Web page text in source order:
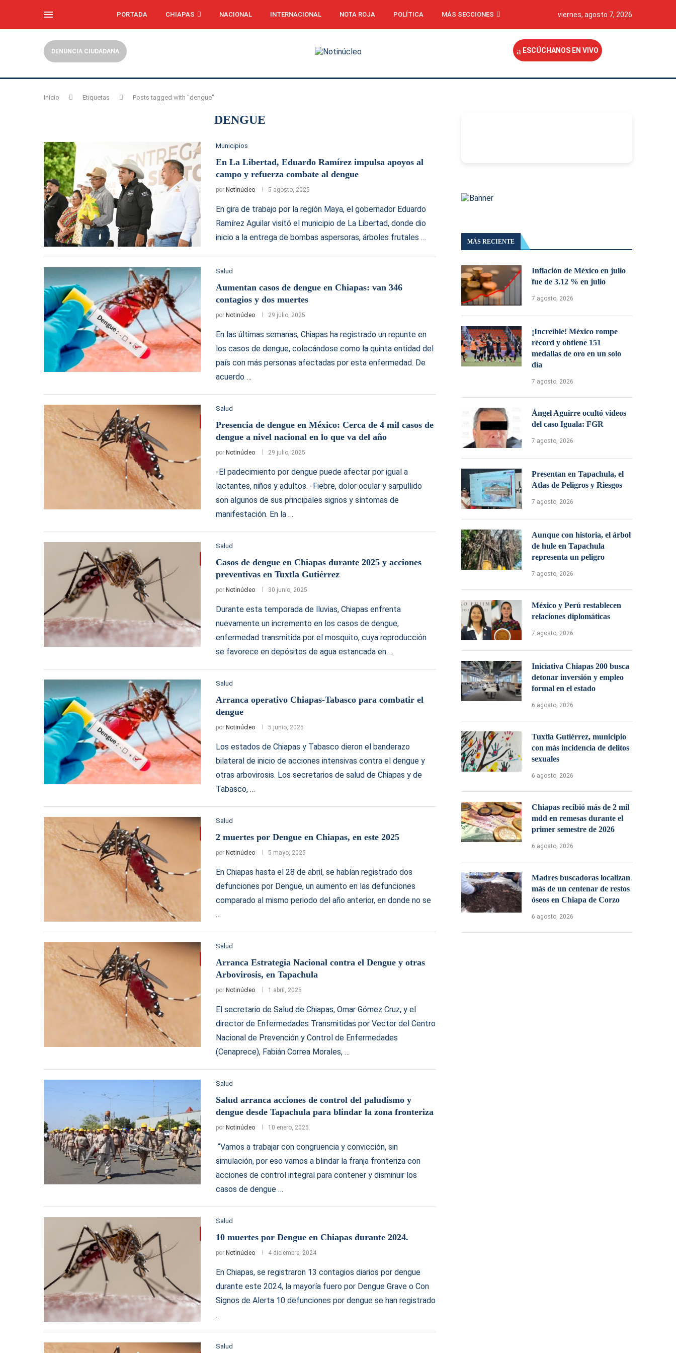
PORTADA CHIAPAS NACIONAL INTERNACIONAL NOTA ROJA POLÍTICA MÁS SECCIONES viernes, agosto 7, 2026
DENUNCIA CIUDADANA ESCÚCHANOS EN VIVO
Inicio Etiquetas Posts tagged with "dengue"
DENGUE
Municipios
En La Libertad, Eduardo Ramírez impulsa apoyos al
campo y refuerza combate al dengue
por Notinúcleo 5 agosto, 2025
En gira de trabajo por la región Maya, el gobernador Eduardo
Ramírez Aguilar visitó el municipio de La Libertad, donde dio
inicio a la entrega de bombas aspersoras, árboles frutales …
Salud
Aumentan casos de dengue en Chiapas: van 346
contagios y dos muertes
por Notinúcleo 29 julio, 2025
En las últimas semanas, Chiapas ha registrado un repunte en
los casos de dengue, colocándose como la quinta entidad del
país con más personas afectadas por esta enfermedad. De
acuerdo …
Salud
Presencia de dengue en México: Cerca de 4 mil casos de
dengue a nivel nacional en lo que va del año
por Notinúcleo 29 julio, 2025
-El padecimiento por dengue puede afectar por igual a
lactantes, niños y adultos. -Fiebre, dolor ocular y sarpullido
son algunos de sus principales signos y síntomas de
manifestación. En la …
Salud
Casos de dengue en Chiapas durante 2025 y acciones
preventivas en Tuxtla Gutiérrez
por Notinúcleo 30 junio, 2025
Durante esta temporada de lluvias, Chiapas enfrenta
nuevamente un incremento en los casos de dengue,
enfermedad transmitida por el mosquito, cuya reproducción
se favorece en depósitos de agua estancada en …
Salud
Arranca operativo Chiapas-Tabasco para combatir el
dengue
por Notinúcleo 5 junio, 2025
Los estados de Chiapas y Tabasco dieron el banderazo
bilateral de inicio de acciones intensivas contra el dengue y
otras arbovirosis. Los secretarios de salud de Chiapas y de
Tabasco, …
Salud
2 muertes por Dengue en Chiapas, en este 2025
por Notinúcleo 5 mayo, 2025
En Chiapas hasta el 28 de abril, se habían registrado dos
defunciones por Dengue, un aumento en las defunciones
comparado al mismo periodo del año anterior, en donde no se
…
Salud
Arranca Estrategia Nacional contra el Dengue y otras
Arbovirosis, en Tapachula
por Notinúcleo 1 abril, 2025
El secretario de Salud de Chiapas, Omar Gómez Cruz, y el
director de Enfermedades Transmitidas por Vector del Centro
Nacional de Prevención y Control de Enfermedades
(Cenaprece), Fabián Correa Morales, …
Salud
Salud arranca acciones de control del paludismo y
dengue desde Tapachula para blindar la zona fronteriza
por Notinúcleo 10 enero, 2025
“Vamos a trabajar con congruencia y convicción, sin
simulación, por eso vamos a blindar la franja fronteriza con
acciones de control integral para contener y disminuir los
casos de dengue …
Salud
10 muertes por Dengue en Chiapas durante 2024.
por Notinúcleo 4 diciembre, 2024
En Chiapas, se registraron 13 contagios diarios por dengue
durante este 2024, la mayoría fuero por Dengue Grave o Con
Signos de Alerta 10 defunciones por dengue se han registrado
…
Salud
MÁS RECIENTE
Inflación de México en julio
fue de 3.12 % en julio
7 agosto, 2026
¡Increíble! México rompe
récord y obtiene 151
medallas de oro en un solo
día
7 agosto, 2026
Ángel Aguirre ocultó videos
del caso Iguala: FGR
7 agosto, 2026
Presentan en Tapachula, el
Atlas de Peligros y Riesgos
7 agosto, 2026
Aunque con historia, el árbol
de hule en Tapachula
representa un peligro
7 agosto, 2026
México y Perú restablecen
relaciones diplomáticas
7 agosto, 2026
Iniciativa Chiapas 200 busca
detonar inversión y empleo
formal en el estado
6 agosto, 2026
Tuxtla Gutiérrez, municipio
con más incidencia de delitos
sexuales
6 agosto, 2026
Chiapas recibió más de 2 mil
mdd en remesas durante el
primer semestre de 2026
6 agosto, 2026
Madres buscadoras localizan
más de un centenar de restos
óseos en Chiapa de Corzo
6 agosto, 2026